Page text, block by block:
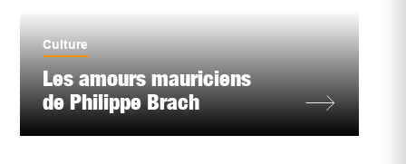
Culture
Les amours mauriciens
de Philippe Brach